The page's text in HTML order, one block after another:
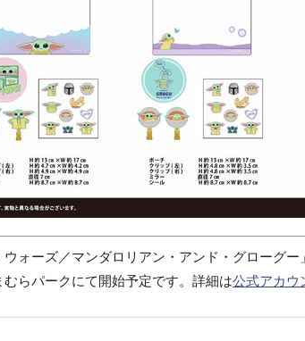
ウォーズ／マンダロリアン・アンド・グローグ
むらパークにて開始予定です。詳細は公式アカウ